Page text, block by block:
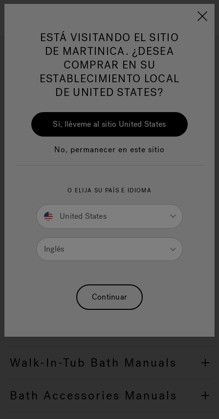
Jacuzzi&reg; Latin
Responsabilidad Social
HIDROMASAJE
Owner's Manuals
Select from the categories below to view Owners
Bath Manuals
Walk-In-Tub Bath Manuals
Bath Accessories Manuals
ESTÁ VISITANDO EL SITIO
DE MARTINICA. ¿DESEA
COMPRAR EN SU
ESTABLECIMIENTO LOCAL
DE UNITED STATES?
Sí, lléveme al sitio United States
No, permanecer en este sitio
O ELIJA SU PAÍS E IDIOMA
United States
Inglés
Continuar